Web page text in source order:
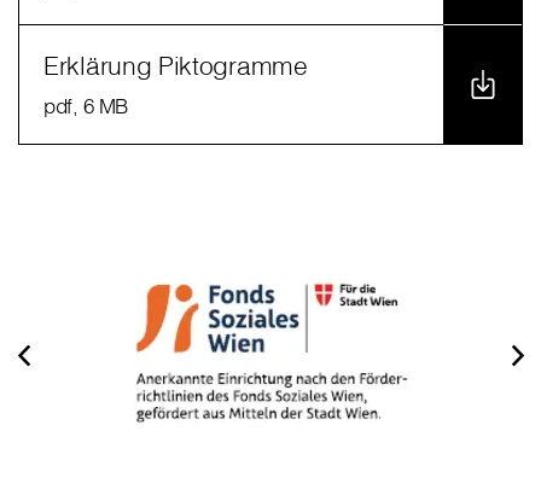
Erklärung Piktogramme
pdf, 6 MB